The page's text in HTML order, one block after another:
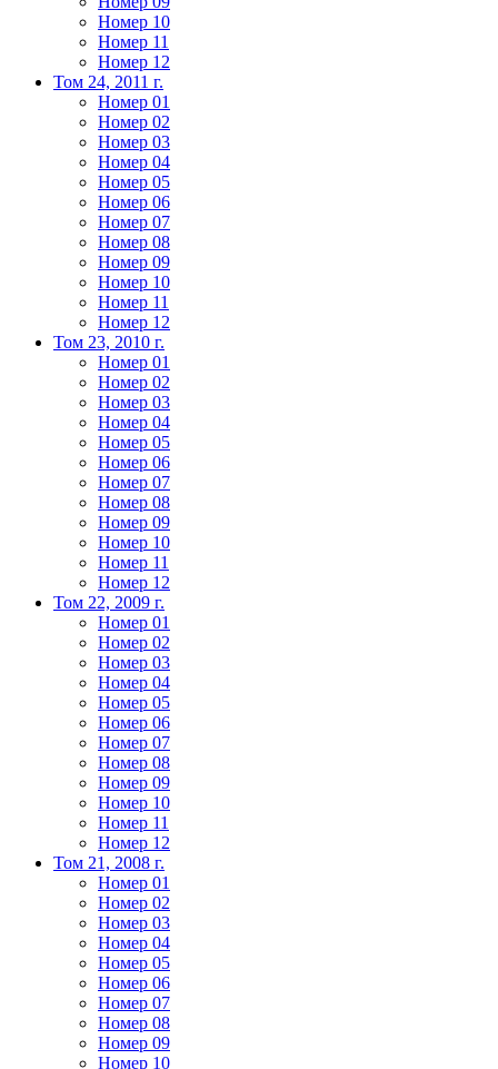
Номер 10
Номер 11
Номер 12
Том 24, 2011 г.
Номер 01
Номер 02
Номер 03
Номер 04
Номер 05
Номер 06
Номер 07
Номер 08
Номер 09
Номер 10
Номер 11
Номер 12
Том 23, 2010 г.
Номер 01
Номер 02
Номер 03
Номер 04
Номер 05
Номер 06
Номер 07
Номер 08
Номер 09
Номер 10
Номер 11
Номер 12
Том 22, 2009 г.
Номер 01
Номер 02
Номер 03
Номер 04
Номер 05
Номер 06
Номер 07
Номер 08
Номер 09
Номер 10
Номер 11
Номер 12
Том 21, 2008 г.
Номер 01
Номер 02
Номер 03
Номер 04
Номер 05
Номер 06
Номер 07
Номер 08
Номер 09
Номер 10